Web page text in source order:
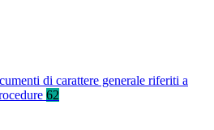
di carattere generale riferiti a
62